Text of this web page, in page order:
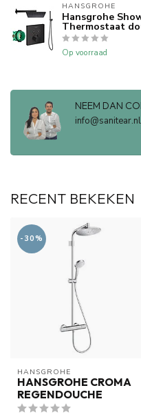
HANSGROHE
Hansgrohe
Thermostaat
Op voorraad
NEEM DAN
info@sanitear.nl
RECENT BEKEKEN
-30%
HANSGROHE
HANSGROHE CROMA
REGENDOUCHE